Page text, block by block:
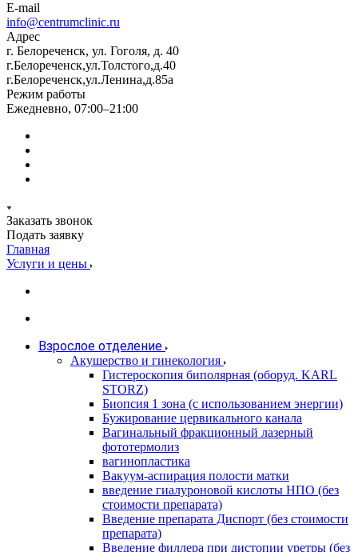
E-mail
info@centrumclinic.ru
Адрес
г. Белореченск, ул. Гоголя, д. 40
г.Белореченск,ул.Толстого,д.40
г.Белореченск,ул.Ленина,д.85а
Режим работы
Ежедневно, 07:00–21:00
Заказать звонок
Подать заявку
Главная
Услуги и цены
Взрослое отделение
Акушерство и гинекология
Гистероскопия биполярная (оборуд. KARL
STORZ)
Биопсия 1 зона (с использованием энергии)
Бужирование цервикального канала
Вагинальный фракционный лазерный
фототермолиз
вагинопластика
Вакуум-аспирация полости матки
введение гиалуроновой кислоты НПО (без
стоимости препарата)
Введение препарата Диспорт (без стоимости
препарата)
Введение филлера при дистопии уретры (без